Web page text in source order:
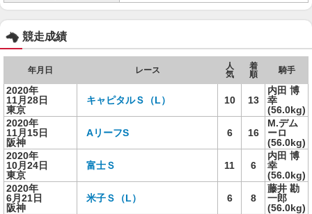
競走成績
年月日 レース
人
気
着
順
騎手
2020年
11月28日
東京
キャピタルＳ（L） 10 13
内田 博
幸
(56.0kg)
2020年
11月15日
阪神
AリーフS 6 16
M.デム
ーロ
(56.0kg)
2020年
10月24日
東京
富士Ｓ 11 6
内田 博
幸
(56.0kg)
2020年
6月21日
阪神
米子Ｓ（L） 6 8
藤井 勘
一郎
(56.0kg)